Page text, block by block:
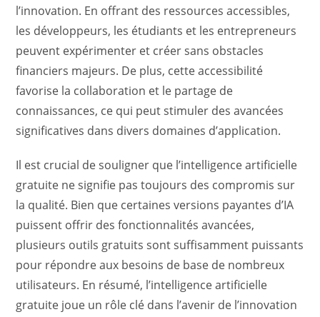
l’innovation. En offrant des ressources accessibles,
les développeurs, les étudiants et les entrepreneurs
peuvent expérimenter et créer sans obstacles
financiers majeurs. De plus, cette accessibilité
favorise la collaboration et le partage de
connaissances, ce qui peut stimuler des avancées
significatives dans divers domaines d’application.
Il est crucial de souligner que l’intelligence artificielle
gratuite ne signifie pas toujours des compromis sur
la qualité. Bien que certaines versions payantes d’IA
puissent offrir des fonctionnalités avancées,
plusieurs outils gratuits sont suffisamment puissants
pour répondre aux besoins de base de nombreux
utilisateurs. En résumé, l’intelligence artificielle
gratuite joue un rôle clé dans l’avenir de l’innovation